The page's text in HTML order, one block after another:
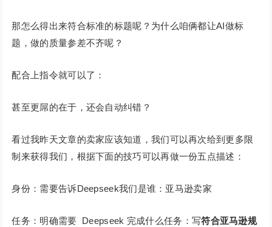
那怎么得出来符合标准的标题呢？为什么咱俩都让AI做标
题，做的质量参差不齐呢？
配合上指令就可以了：
甚至更屌的在于，还会自动纠错？
看过我昨天文章的卖家应该知道，我们可以再次给到更多限
制来获得我们，根据下面的技巧可以再做一份五点描述：
身份：需要告诉Deepseek我们是谁：亚马逊卖家
任务：明确需要 Deepseek 完成什么任务：写符合亚马逊规